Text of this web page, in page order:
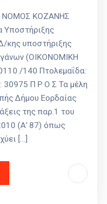
ΝΟΜΟΣ ΚΟΖΑΝΗΣ
κης υποστήριξης
(ΟΙΚΟΝΟΜΙΚΗ
/140 Πτολεμαΐδα:
Π Ρ Ο Σ Τα μέλη
Δήμου Εορδαίας
της παρ.1 του
(Α’ 87) όπως
[…]